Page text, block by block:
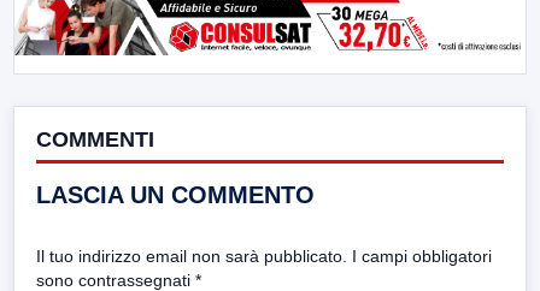
COMMENTI
LASCIA UN COMMENTO
Il tuo indirizzo email non sarà pubblicato. I campi obbligatori
sono contrassegnati *